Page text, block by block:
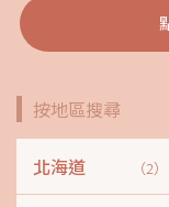
按地區搜尋
北海道 （2）